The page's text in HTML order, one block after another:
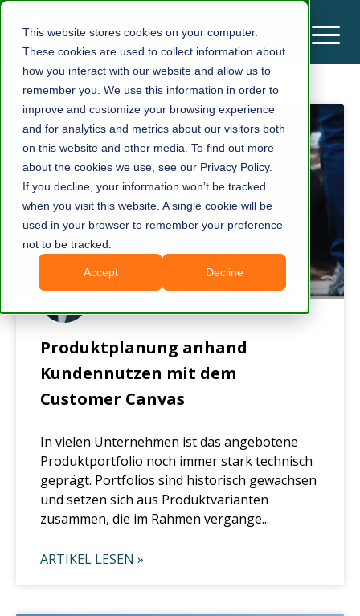
This website stores cookies on your computer.
These cookies are used to collect information about
how you interact with our website and allow us to
remember you. We use this information in order to
improve and customize your browsing experience
and for analytics and metrics about our visitors both
on this website and other media. To find out more
about the cookies we use, see our Privacy Policy.
If you decline, your information won’t be tracked
when you visit this website. A single cookie will be
used in your browser to remember your preference
not to be tracked.
Accept Decline
Produktplanung anhand
Kundennutzen mit dem
Customer Canvas
In vielen Unternehmen ist das angebotene
Produktportfolio noch immer stark technisch
geprägt. Portfolios sind historisch gewachsen
und setzen sich aus Produktvarianten
zusammen, die im Rahmen vergange...
ARTIKEL LESEN »